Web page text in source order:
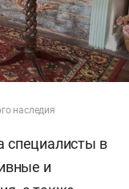
наследия
специалисты в
и